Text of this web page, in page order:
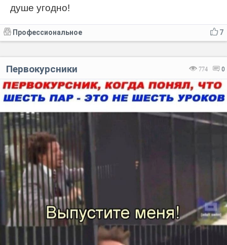
душе угодно!
7
Профессиональное
774 0
Первокурсники